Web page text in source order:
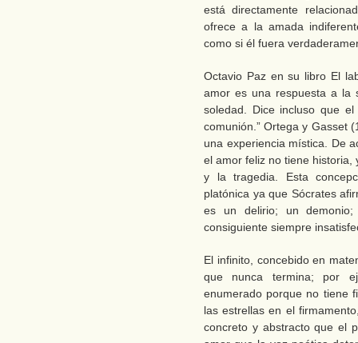
está directamente
ofrece a la amada
como si él fuera
Octavio Paz en su libro El
amor es una respuesta a la
soledad. Dice incluso que
comunión.” Ortega y Gasset
una experiencia mística. De
el amor feliz no tiene historia,
y la tragedia. Esta
platónica ya que Sócrates
es un delirio; un
consiguiente siempre
El infinito, concebido en
que nunca termina; por
enumerado porque no tiene
las estrellas en el
concreto y abstracto que el